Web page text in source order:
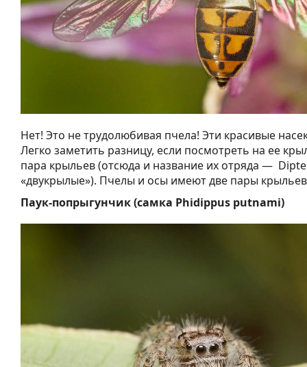
Нет! Это не трудолюбивая пчела! Эти красивые
Легко заметить разницу, если посмотреть на ее
пара крыльев (отсюда и название их отряда —
«двукрылые»). Пчелы и осы имеют две пары
Паук-попрыгунчик (самка Phidippus putnami)